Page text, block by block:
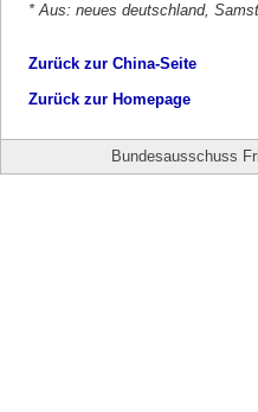
* Aus: neues deutschland,
Zurück zur China-Seite
Zurück zur Homepage
Bundesausschuss